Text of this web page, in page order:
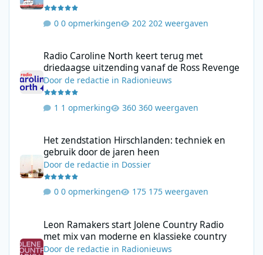
0 opmerkingen 202 weergaven
Radio Caroline North keert terug met
driedaagse uitzending vanaf de Ross Revenge
Doorde redactie in Radionieuws
1 opmerking 360 weergaven
Het zendstation Hirschlanden: techniek en
gebruik door de jaren heen
Doorde redactie in Dossier
0 opmerkingen 175 weergaven
Leon Ramakers start Jolene Country Radio
met mix van moderne en klassieke country
Doorde redactie in Radionieuws